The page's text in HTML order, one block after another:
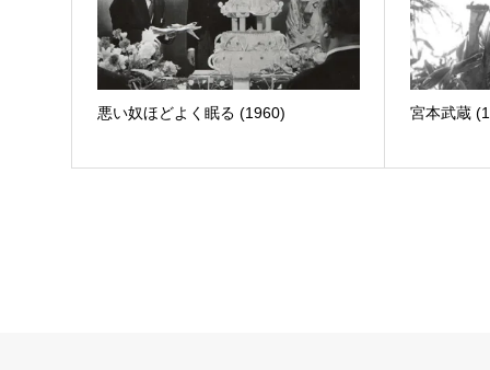
悪い奴ほどよく眠る (1960) 宮本武蔵